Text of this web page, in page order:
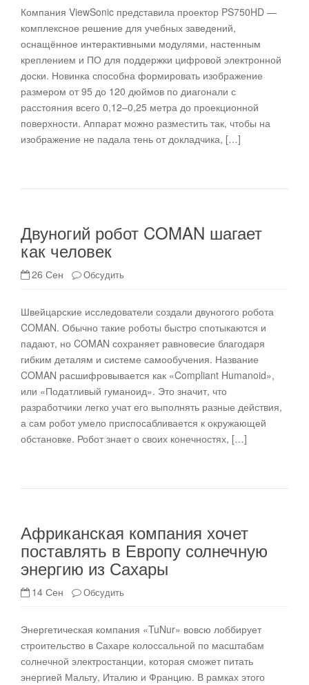
Компания ViewSonic представила проектор PS750HD —
комплексное решение для учебных заведений,
оснащённое интерактивными модулями, настенным
креплением и ПО для поддержки цифровой электронной
доски. Новинка способна формировать изображение
размером от 95 до 120 дюймов по диагонали с
расстояния всего 0,12–0,25 метра до проекционной
поверхности. Аппарат можно разместить так, чтобы на
изображение не падала тень от докладчика, […]
Двуногий робот COMAN шагает
как человек
26 Сен Обсудить
Швейцарские исследователи создали двуногого робота
COMAN. Обычно такие роботы быстро спотыкаются и
падают, но COMAN сохраняет равновесие благодаря
гибким деталям и системе самообучения. Название
COMAN расшифровывается как «Compliant Humanoid»,
или «Податливый гуманоид». Это значит, что
разработчики легко учат его выполнять разные действия,
а сам робот умело приспосабливается к окружающей
обстановке. Робот знает о своих конечностях, […]
Африканская компания хочет
поставлять в Европу солнечную
энергию из Сахары
14 Сен Обсудить
Энергетическая компания «TuNur» вовсю лоббирует
строительство в Сахаре колоссальной по масштабам
солнечной электростанции, которая сможет питать
энергией Мальту, Италию и Францию. В рамках этого